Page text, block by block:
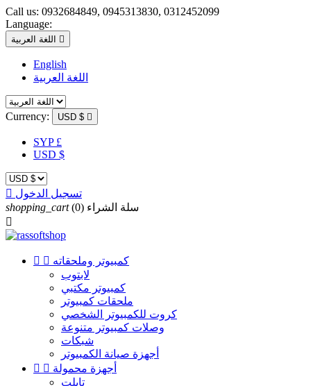
Call us: 0932684849, 0945313830, 0312452099
Language:
اللغة العربية 
English
اللغة العربية
Currency: USD $ 
SYP £
USD $
 تسجيل الدخول
shopping_cart
سلة الشراء (0)

  كمبيوتر وملحقاته
لابتوب
كمبيوتر مكتبي
ملحقات كمبيوتر
كروت للكمبيوتر الشخصي
وصلات كمبيوتر متنوعة
شبكات
أجهزة صيانة الكمبيوتر
  أجهزة محمولة
تابلت